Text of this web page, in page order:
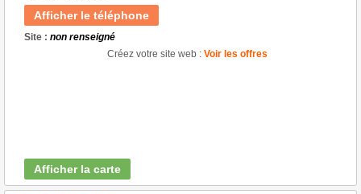
Afficher le téléphone
Site : non renseigné
Créez votre site web : Voir les offres
Afficher la carte